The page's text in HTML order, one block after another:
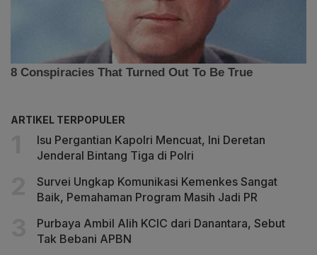
ARTIKEL TERPOPULER
Isu Pergantian Kapolri Mencuat, Ini Deretan
Jenderal Bintang Tiga di Polri
Survei Ungkap Komunikasi Kemenkes Sangat
Baik, Pemahaman Program Masih Jadi PR
Purbaya Ambil Alih KCIC dari Danantara, Sebut
Tak Bebani APBN